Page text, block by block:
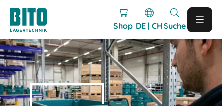
Shop DE | CHSuche